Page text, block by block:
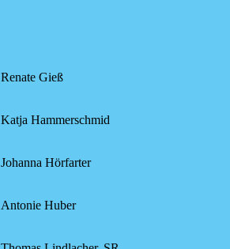
Renate Gieß
Katja Hammerschmid
Johanna Hörfarter
Antonie Huber